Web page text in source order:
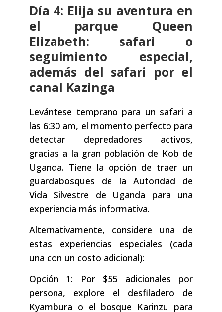
Día 4: Elija su aventura en
el parque Queen
Elizabeth: safari o
seguimiento especial,
además del safari por el
canal Kazinga
Levántese temprano para un safari a
las 6:30 am, el momento perfecto para
detectar depredadores activos,
gracias a la gran población de Kob de
Uganda. Tiene la opción de traer un
guardabosques de la Autoridad de
Vida Silvestre de Uganda para una
experiencia más informativa.
Alternativamente, considere una de
estas experiencias especiales (cada
una con un costo adicional):
Opción 1: Por $55 adicionales por
persona, explore el desfiladero de
Kyambura o el bosque Karinzu para